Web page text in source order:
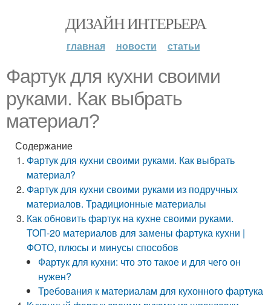
ДИЗАЙН ИНТЕРЬЕРА
главная новости статьи
Фартук для кухни своими
руками. Как выбрать
материал?
Содержание
Фартук для кухни своими руками. Как выбрать
материал?
Фартук для кухни своими руками из подручных
материалов. Традиционные материалы
Как обновить фартук на кухне своими руками.
ТОП-20 материалов для замены фартука кухни |
ФОТО, плюсы и минусы способов
Фартук для кухни: что это такое и для чего он
нужен?
Требования к материалам для кухонного фартука